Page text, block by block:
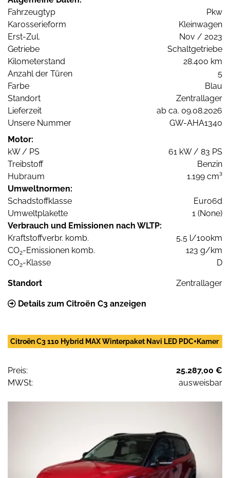
Fahrzeugtyp
Pkw
Karosserieform
Kleinwagen
Erst-Zul.
Nov / 2023
Getriebe
Schaltgetriebe
Kilometerstand
28.400 km
Anzahl der Türen
5
Farbe
Blau
Standort
Zentrallager
Lieferzeit
ab ca. 09.08.2026
Unsere Nummer
GW-AHA1340
Motor:
kW / PS
61 kW / 83 PS
Treibstoff
Benzin
Hubraum
1.199 cm³
Umweltnormen:
Schadstoffklasse
Euro6d
Umweltplakette
1 (None)
Verbrauch und Emissionen nach WLTP:
Kraftstoffverbr. komb.
5,5 l/100km
CO2-Emissionen komb.
123 g/km
CO2-Klasse D
Standort Zentrallager
Details zum Citroën C3 anzeigen
Citroën C3 110 Hybrid MAX Winterpaket Navi LED PDC+Kamer
Preis:
25.287,00 €
MWSt:
ausweisbar